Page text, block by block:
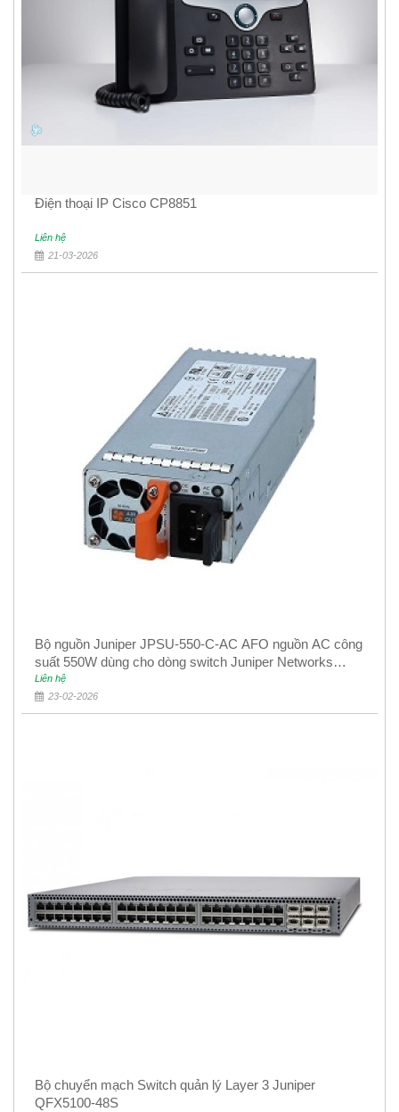
Điện thoại IP Cisco CP8851
Liên hệ
21-03-2026
Bộ nguồn Juniper JPSU-550-C-AC AFO nguồn AC công
suất 550W dùng cho dòng switch Juniper Networks
EX4400
Liên hệ
23-02-2026
Bộ chuyển mạch Switch quản lý Layer 3 Juniper
QFX5100-48S